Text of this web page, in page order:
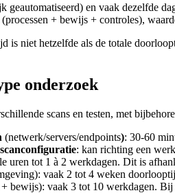
geautomatiseerd) en vaak dezelfde
+ bewijs + controles),
is niet hetzelfde als de totale
onderzoek
scans en testen, met
(netwerk/servers/endpoints): 30-60
: kan richting een
uren tot 1 à 2 werkdagen. Dit is
vaak 2 tot 4 weken
bewijs): vaak 3 tot 10 werkdagen.